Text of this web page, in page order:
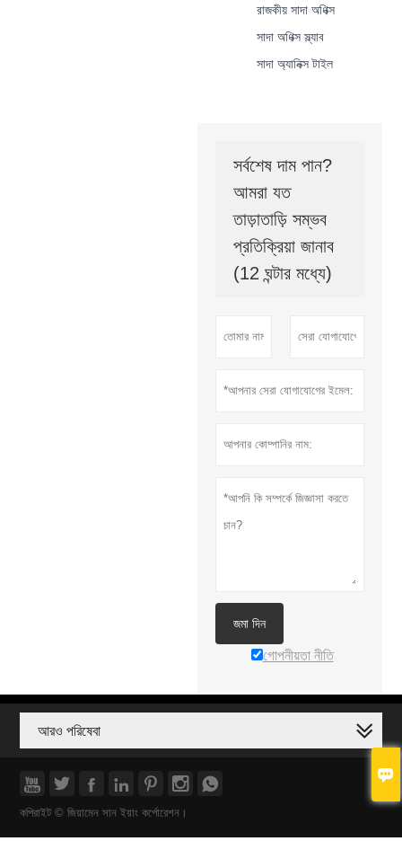

রাজকীয় সাদা অণিক্স
সাদা অণিক্স স্ল্যাব
সাদা অ্যানিক্স টাইল
সর্বশেষ দাম পান?
আমরা যত
তাড়াতাড়ি সম্ভব
প্রতিক্রিয়া জানাব
(12 ঘন্টার মধ্যে)
জমা দিন
গোপনীয়তা নীতি
আরও পরিষেবা
      
কপিরাইট © জিয়ামেন সান ইয়াং কর্পোরেশন।